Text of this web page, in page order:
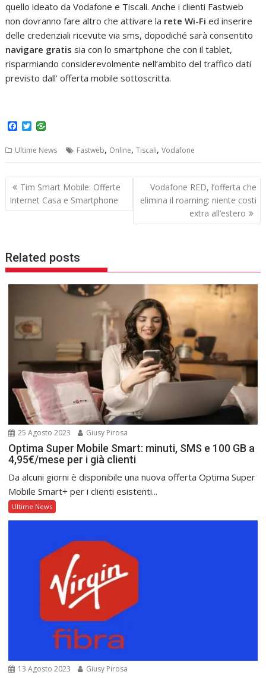
quello ideato da Vodafone e Tiscali. Anche i clienti Fastweb
non dovranno fare altro che attivare la rete Wi-Fi ed inserire
delle credenziali ricevute via sms, dopodiché sarà consentito
navigare gratis sia con lo smartphone che con il tablet,
risparmiando considerevolmente nell’ambito del traffico dati
previsto dall’ offerta mobile sottoscritta.
F
c
e
b
o
o
k
T
t
t
e
r
Ultime News Fastweb, Online,Tiscali,Vodafone
Navigazione
articoli
Tim Smart Mobile: Offerte
Internet Casa e Smartphone
Vodafone RED, l’offerta che
elimina il roaming: niente costi
extra all’estero
Related posts
25 Agosto 2023 Giusy Pirosa
Optima Super Mobile Smart: minuti, SMS e 100 GB a
4,95€/mese per i già clienti
Da alcuni giorni è disponibile una nuova offerta Optima Super
Mobile Smart+ per i clienti esistenti...
Ultime News
13 Agosto 2023 Giusy Pirosa